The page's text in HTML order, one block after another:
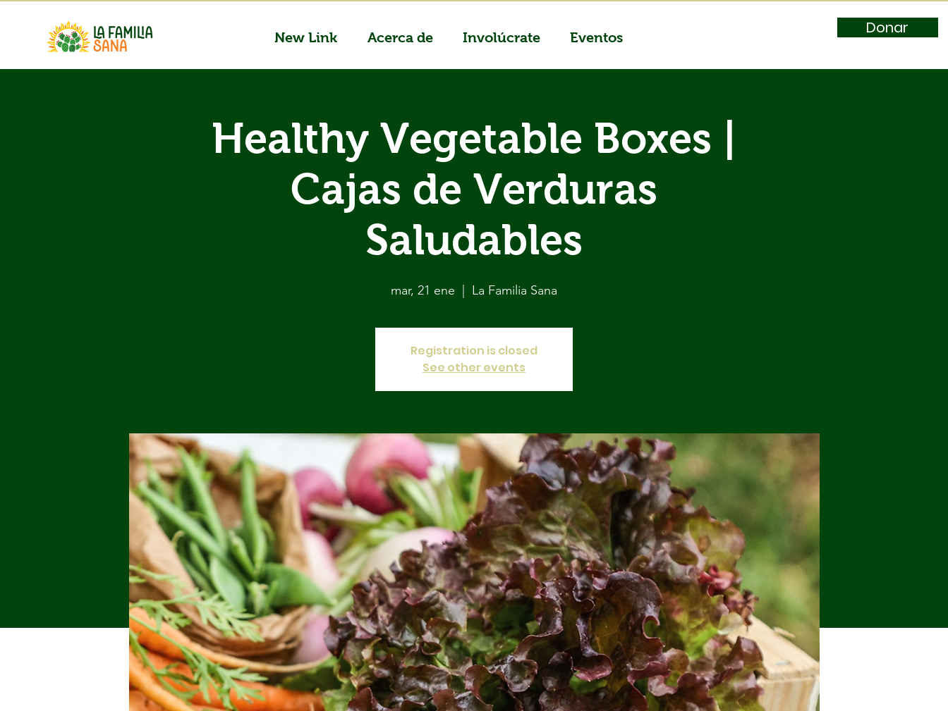
New Link Acerca de Involúcrate Eventos Donar
Healthy Vegetable Boxes |
Cajas de Verduras
Saludables
mar, 21 ene La Familia Sana
Registration is closed
See other events